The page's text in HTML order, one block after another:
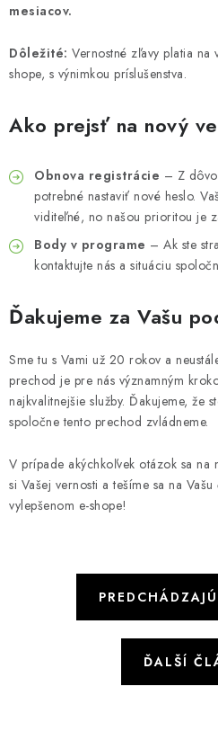
mesiacov.
Dôležité: Vernostné zľavy platia na
shope, s výnimkou príslušenstva.
Ako prejsť na nový
Obnova registrácie – Z
potrebné nastaviť nové heslo.
viditeľné, no našou prioritou je
Body v programe – Ak ste
kontaktujte nás a situáciu
Ďakujeme za Vašu
Sme tu s Vami už 20 rokov a
prechod je pre nás významným
najkvalitnejšie služby. Ďakujeme, že
spoločne tento prechod zvládneme.
V prípade akýchkoľvek otázok sa na
si Vašej vernosti a tešíme sa na
vylepšenom e-shope!
ĎALŠÍ